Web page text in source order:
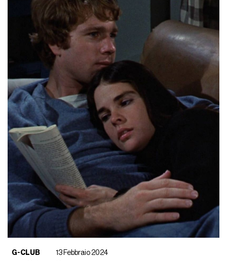
G-CLUB
13 Febbraio 2024